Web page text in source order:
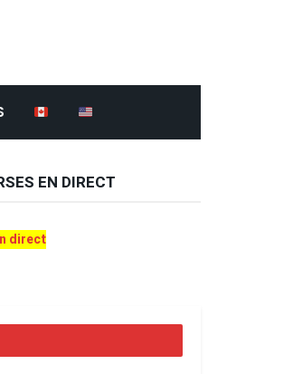
EN DIRECT
direct